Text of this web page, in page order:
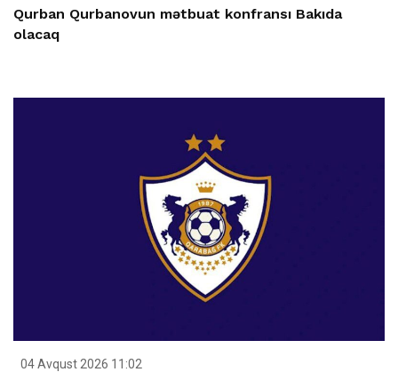
Qurban Qurbanovun mətbuat konfransı Bakıda
olacaq
04 Avqust 2026 11:02